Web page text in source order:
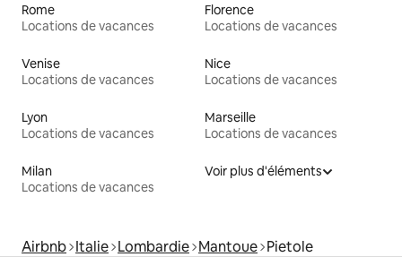
Rome
Locations de vacances
Florence
Locations de vacances
Venise
Locations de vacances
Nice
Locations de vacances
Lyon
Locations de vacances
Marseille
Locations de vacances
Milan
Locations de vacances
Voir plus d'éléments
Airbnb Italie Lombardie Mantoue Pietole